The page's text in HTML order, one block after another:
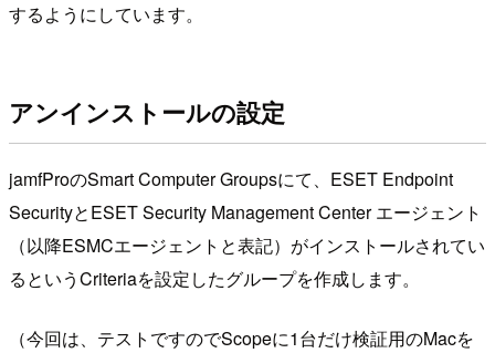
するようにしています。
アンインストールの設定
jamfProのSmart Computer Groupsにて、ESET Endpoint
SecurityとESET Security Management Center エージェント
（以降ESMCエージェントと表記）がインストールされてい
るというCriteriaを設定したグループを作成します。
（今回は、テストですのでScopeに1台だけ検証用のMacを